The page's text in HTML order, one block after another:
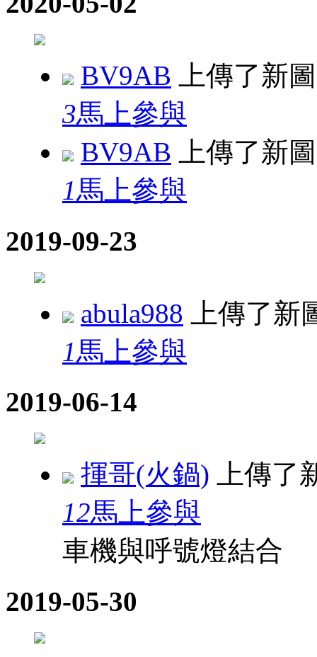
BV9AB 上傳了新
3馬上參與
BV9AB 上傳了新
1馬上參與
2019-09-23
abula988 上傳了新
1馬上參與
2019-06-14
揮哥(火鍋) 上傳了
12馬上參與
車機與呼號燈結合
2019-05-30